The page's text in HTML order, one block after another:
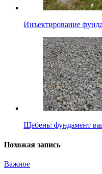
Инъектирование
Щебень: фундамент
Похожая запись
Важное